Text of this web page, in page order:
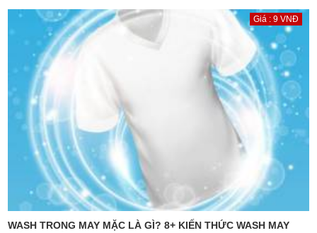
Giá : 9 VNĐ
WASH TRONG MAY MẶC LÀ GÌ? 8+ KIẾN THỨC WASH MAY